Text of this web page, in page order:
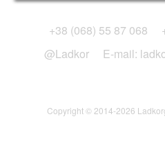
+38 (068) 55 87 068
@Ladkor
E-mail:
Copyright © 2014-2026